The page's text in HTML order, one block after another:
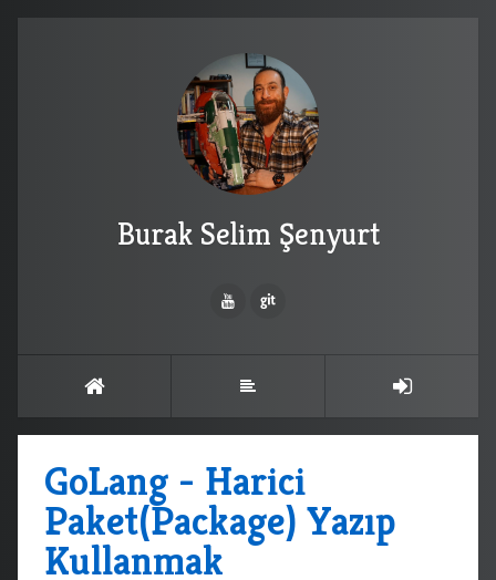
Burak Selim Şenyurt
GoLang - Harici
Paket(Package) Yazıp
Kullanmak